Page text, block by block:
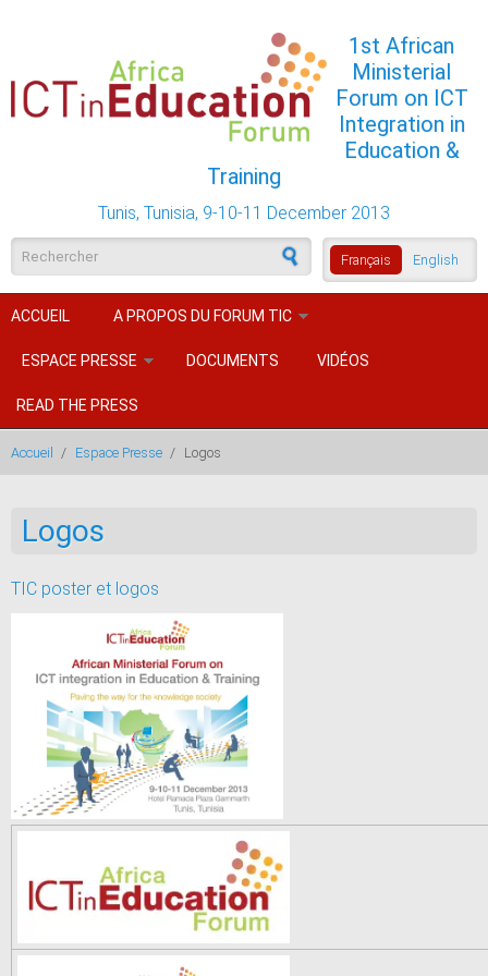
1st African
Ministerial
Forum on ICT
Integration in
Education &
Training
Tunis, Tunisia, 9-10-11 December 2013
English
Français
Formulaire de recherche
ACCUEIL A PROPOS DU FORUM TIC
ESPACE PRESSE DOCUMENTS VIDÉOS
READ THE PRESS
Accueil / Espace Presse / Logos
Logos
TIC poster et logos